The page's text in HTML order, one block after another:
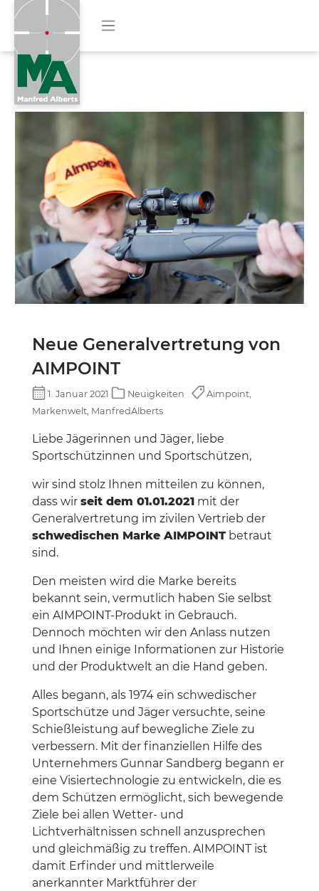
Neue Generalvertretung von
AIMPOINT
1. Januar 2021 Neuigkeiten
Aimpoint,
Markenwelt, ManfredAlberts
Liebe Jägerinnen und Jäger, liebe
Sportschützinnen und Sportschützen,
wir sind stolz Ihnen mitteilen zu können,
dass wir seit dem 01.01.2021 mit der
Generalvertretung im zivilen Vertrieb der
schwedischen Marke AIMPOINT betraut
sind.
Den meisten wird die Marke bereits
bekannt sein, vermutlich haben Sie selbst
ein AIMPOINT-Produkt in Gebrauch.
Dennoch möchten wir den Anlass nutzen
und Ihnen einige Informationen zur Historie
und der Produktwelt an die Hand geben.
Alles begann, als 1974 ein schwedischer
Sportschütze und Jäger versuchte, seine
Schießleistung auf bewegliche Ziele zu
verbessern. Mit der finanziellen Hilfe des
Unternehmers Gunnar Sandberg begann er
eine Visiertechnologie zu entwickeln, die es
dem Schützen ermöglicht, sich bewegende
Ziele bei allen Wetter- und
Lichtverhältnissen schnell anzusprechen
und gleichmäßig zu treffen. AIMPOINT ist
damit Erfinder und mittlerweile
anerkannter Marktführer der